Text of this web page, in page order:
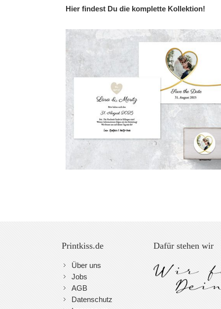
images
Hier findest Du die komplette Kollektion!
Printkiss.de
Über uns
Jobs
AGB
Datenschutz
Dafür stehen wir